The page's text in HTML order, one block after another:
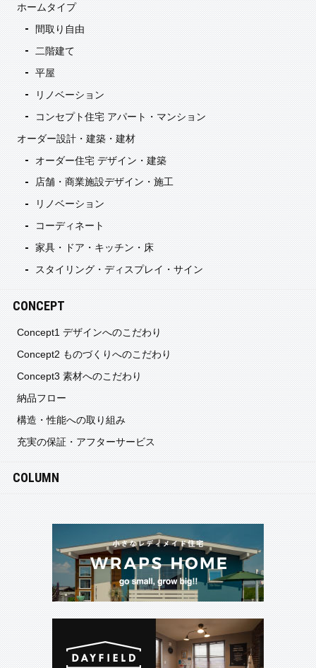
ホームタイプ
間取り自由
二階建て
平屋
リノベーション
コンセプト住宅 アパート・マンション
オーダー設計・建築・建材
オーダー住宅 デザイン・建築
店舗・商業施設デザイン・施工
リノベーション
コーディネート
家具・ドア・キッチン・床
スタイリング・ディスプレイ・サイン
CONCEPT
Concept1 デザインへのこだわり
Concept2 ものづくりへのこだわり
Concept3 素材へのこだわり
納品フロー
構造・性能への取り組み
充実の保証・アフターサービス
COLUMN